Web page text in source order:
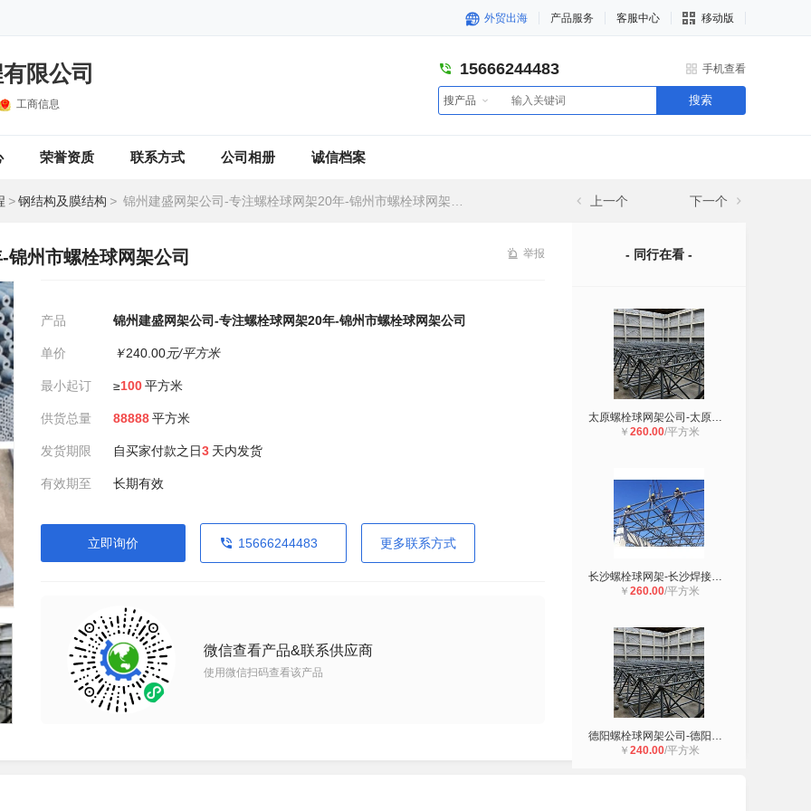
外贸出海 产品服务 客服中心 移动版
限公司
工商信息
15666244483 手机查看
搜产品 搜索
荣誉资质 联系方式 公司相册 诚信档案
>钢结构及膜结构 > 锦州建盛网架公司-专注螺栓球网架20年-锦州市螺栓球网架公司 上一个 下一个
州市螺栓球网架公司 举报
产品 锦州建盛网架公司-专注螺栓球网架20年-锦州市螺栓球网架公司
单价 ￥240.00元/平方米
最小起订 ≥100平方米
供货总量 88888平方米
发货期限 自买家付款之日3 天内发货
有效期至 长期有效
立即询价 15666244483 更多联系方式
微信查看产品&联系供应商
使用微信扫码查看该产品
- 同行在看 -
太原螺栓球网架公司-太原焊接球网架
￥ 260.00/平方米
长沙螺栓球网架-长沙焊接球网架-长沙
￥ 260.00/平方米
德阳螺栓球网架公司-德阳焊接球网架
￥ 240.00/平方米